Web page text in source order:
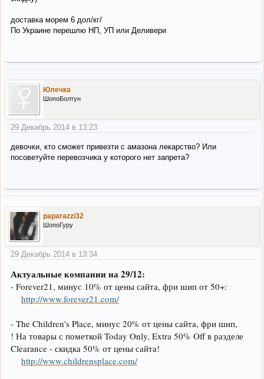
доставка морем 6 дол/кг/
По Украине перешлю НП, УП или Деливери
Юлечка
ШопоБолтун
29 Декабрь 2014 в 13:23
девочки, кто сможет привезти с амазона лекарство? Или
посоветуйте перевозчика у которого нет запрета?
paparazzi32
ШопоГуру
29 Декабрь 2014 в 13:34
Актуальные компании на 29/12:
- Forever21, минус 10% от цены сайта, фри шип от 50+:
http://www.forever21.com/
- The Children's Place, минус 20% от цены сайта, фри шип,
! На товары с пометкой Today Only, Extra 50% Off в разделе
Clearance - скидка 50% от цены сайта!
http://www.childrensplace.com/